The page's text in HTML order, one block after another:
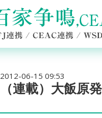
2012-06-15 09:53
（連載）大飯原